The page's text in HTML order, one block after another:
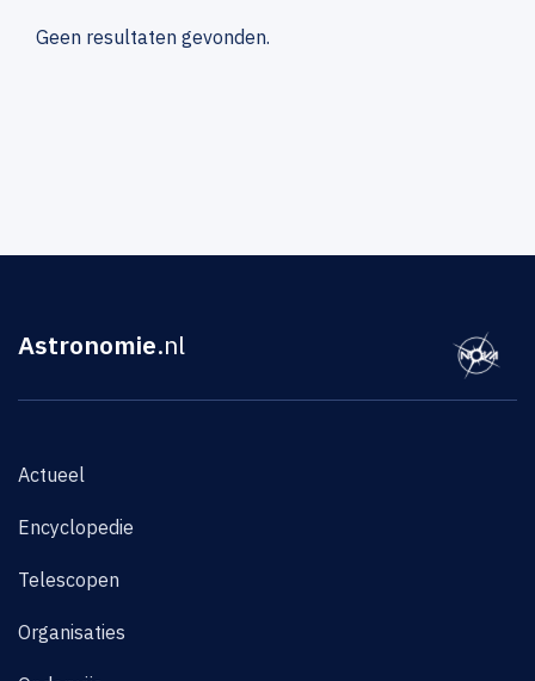
Geen resultaten gevonden.
Astronomie.nl
Actueel
Encyclopedie
Telescopen
Organisaties